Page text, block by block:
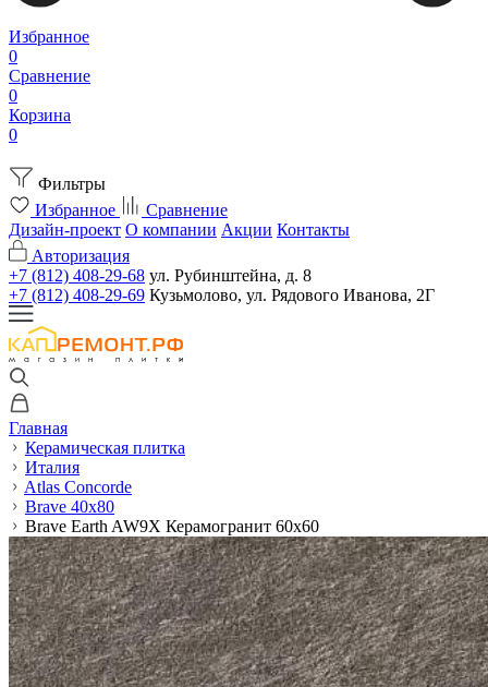
Избранное
0
Сравнение
0
Корзина
0
Фильтры
Избранное
Сравнение
Дизайн-проект О компании Акции Контакты
Авторизация
+7 (812) 408-29-68 ул. Рубинштейна, д. 8
+7 (812) 408-29-69 Кузьмолово, ул. Рядового Иванова, 2Г
Главная
Керамическая плитка
Италия
Atlas Concorde
Brave 40x80
Brave Earth AW9X Керамогранит 60x60